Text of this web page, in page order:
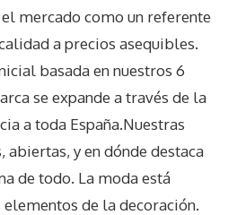
mercado como un referente
a precios asequibles.
basada en nuestros 6
se expande a través de la
a toda España.Nuestras
abiertas, y en dónde destaca
de todo. La moda está
de la decoración.